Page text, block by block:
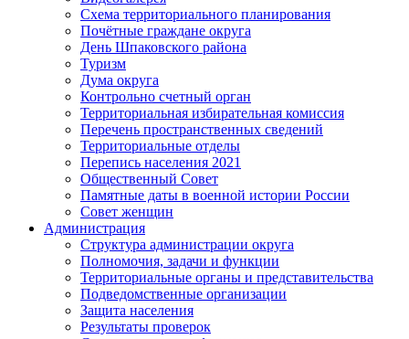
Схема территориального планирования
Почётные граждане округа
День Шпаковского района
Туризм
Дума округа
Контрольно счетный орган
Территориальная избирательная комиссия
Перечень пространственных сведений
Территориальные отделы
Перепись населения 2021
Общественный Совет
Памятные даты в военной истории России
Совет женщин
Администрация
Структура администрации округа
Полномочия, задачи и функции
Территориальные органы и представительства
Подведомственные организации
Защита населения
Результаты проверок